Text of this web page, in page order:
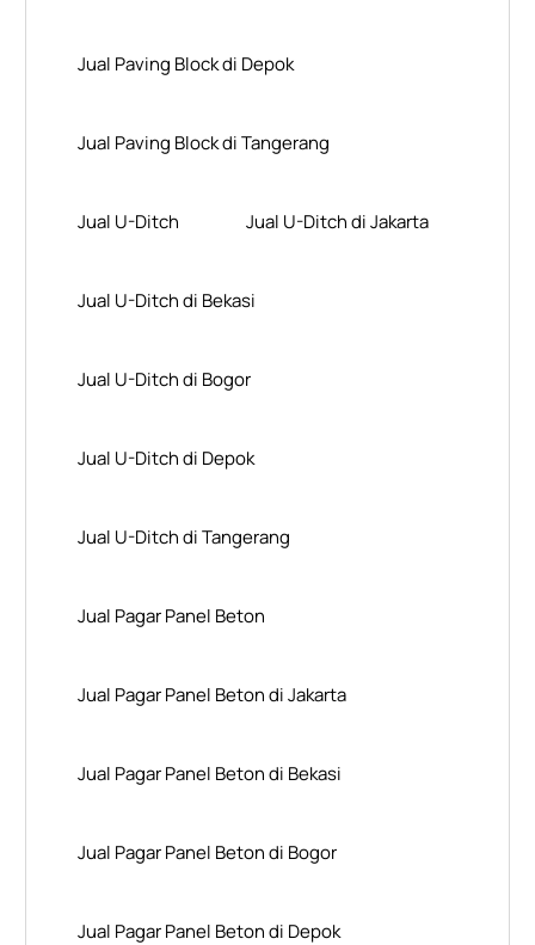
Jual Paving Block di Depok
Jual Paving Block di Tangerang
Jual U-Ditch Jual U-Ditch di Jakarta
Jual U-Ditch di Bekasi
Jual U-Ditch di Bogor
Jual U-Ditch di Depok
Jual U-Ditch di Tangerang
Jual Pagar Panel Beton
Jual Pagar Panel Beton di Jakarta
Jual Pagar Panel Beton di Bekasi
Jual Pagar Panel Beton di Bogor
Jual Pagar Panel Beton di Depok